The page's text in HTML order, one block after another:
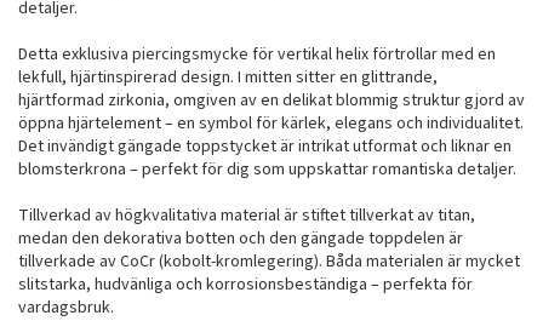
detaljer.
Detta exklusiva piercingsmycke för vertikal helix förtrollar med en
lekfull, hjärtinspirerad design. I mitten sitter en glittrande,
hjärtformad zirkonia, omgiven av en delikat blommig struktur gjord av
öppna hjärtelement – ​​en symbol för kärlek, elegans och individualitet.
Det invändigt gängade toppstycket är intrikat utformat och liknar en
blomsterkrona – perfekt för dig som uppskattar romantiska detaljer.
Tillverkad av högkvalitativa material är stiftet tillverkat av titan,
medan den dekorativa botten och den gängade toppdelen är
tillverkade av CoCr (kobolt-kromlegering). Båda materialen är mycket
slitstarka, hudvänliga och korrosionsbeständiga – perfekta för
vardagsbruk.